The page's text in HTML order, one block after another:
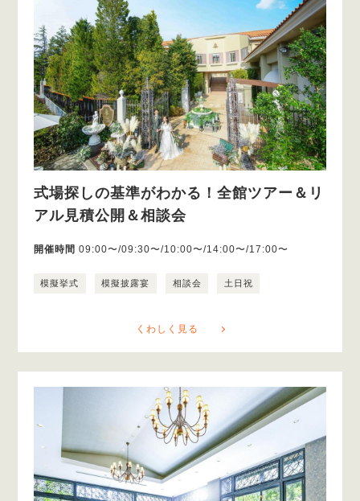
式場探しの基準がわかる！全館ツアー＆リ
アル見積公開＆相談会
開催時間 09:00〜/09:30〜/10:00〜/14:00〜/17:00〜
模擬挙式 模擬披露宴 相談会 土日祝
くわしく見る